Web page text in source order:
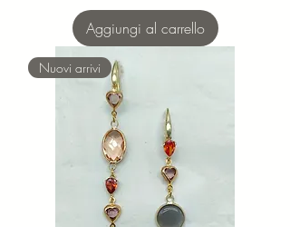
Aggiungi al carrello
Nuovi arrivi